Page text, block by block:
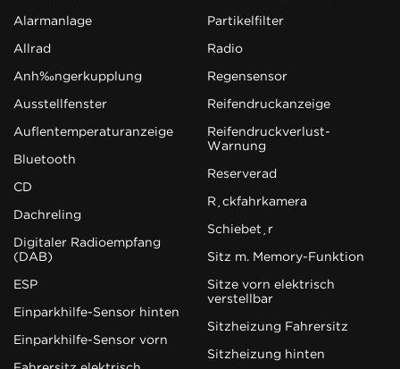
Alarmanlage
Allrad
Anhängerkupplung
Ausstellfenster
Außentemperaturanzeige
Bluetooth
CD
Dachreling
Digitaler Radioempfang
(DAB)
ESP
Einparkhilfe-Sensor hinten
Einparkhilfe-Sensor vorn
Partikelfilter
Radio
Regensensor
Reifendruckanzeige
Reifendruckverlust-
Warnung
Reserverad
Rückfahrkamera
Schiebetür
Sitz m. Memory-Funktion
Sitze vorn elektrisch
verstellbar
Sitzheizung Fahrersitz
Sitzheizung hinten